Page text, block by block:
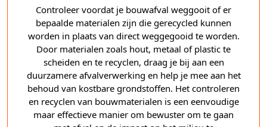
Controleer voordat je bouwafval weggooit of er
bepaalde materialen zijn die gerecycled kunnen
worden in plaats van direct weggegooid te worden.
Door materialen zoals hout, metaal of plastic te
scheiden en te recyclen, draag je bij aan een
duurzamere afvalverwerking en help je mee aan het
behoud van kostbare grondstoffen. Het controleren
en recyclen van bouwmaterialen is een eenvoudige
maar effectieve manier om bewuster om te gaan